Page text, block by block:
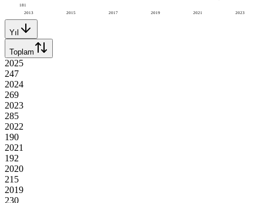
2013 2015 2017 2019 2021 2023
181
Yıl
Toplam
2025
247
2024
269
2023
285
2022
190
2021
192
2020
215
2019
230